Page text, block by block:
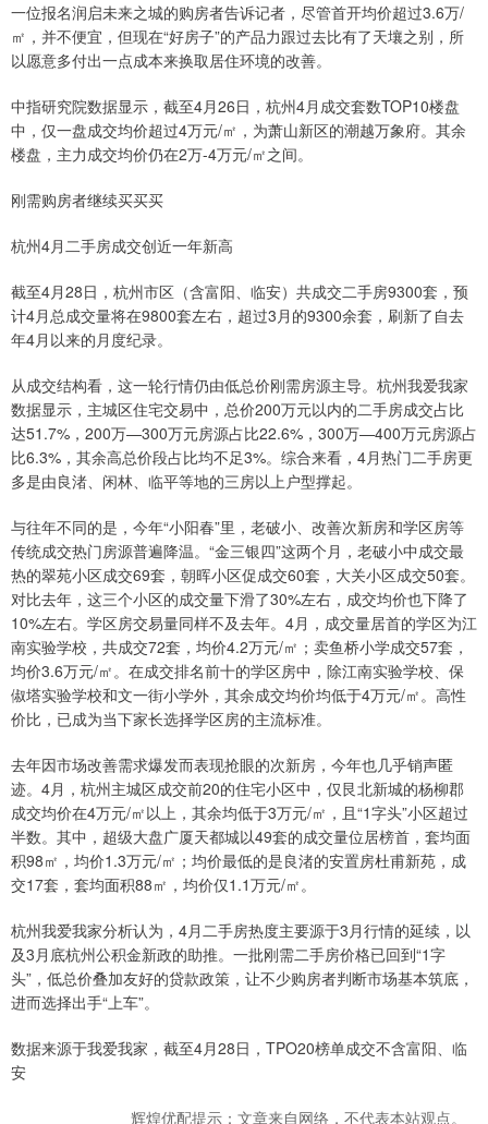
一位报名润启未来之城的购房者告诉记者，尽管首开均价超过3.6万/
㎡，并不便宜，但现在“好房子”的产品力跟过去比有了天壤之别，所
以愿意多付出一点成本来换取居住环境的改善。
中指研究院数据显示，截至4月26日，杭州4月成交套数TOP10楼盘
中，仅一盘成交均价超过4万元/㎡，为萧山新区的潮越万象府。其余
楼盘，主力成交均价仍在2万-4万元/㎡之间。
刚需购房者继续买买买
杭州4月二手房成交创近一年新高
截至4月28日，杭州市区（含富阳、临安）共成交二手房9300套，预
计4月总成交量将在9800套左右，超过3月的9300余套，刷新了自去
年4月以来的月度纪录。
从成交结构看，这一轮行情仍由低总价刚需房源主导。杭州我爱我家
数据显示，主城区住宅交易中，总价200万元以内的二手房成交占比
达51.7%，200万—300万元房源占比22.6%，300万—400万元房源占
比6.3%，其余高总价段占比均不足3%。综合来看，4月热门二手房更
多是由良渚、闲林、临平等地的三房以上户型撑起。
与往年不同的是，今年“小阳春”里，老破小、改善次新房和学区房等
传统成交热门房源普遍降温。“金三银四”这两个月，老破小中成交最
热的翠苑小区成交69套，朝晖小区促成交60套，大关小区成交50套。
对比去年，这三个小区的成交量下滑了30%左右，成交均价也下降了
10%左右。学区房交易量同样不及去年。4月，成交量居首的学区为江
南实验学校，共成交72套，均价4.2万元/㎡；卖鱼桥小学成交57套，
均价3.6万元/㎡。在成交排名前十的学区房中，除江南实验学校、保
俶塔实验学校和文一街小学外，其余成交均价均低于4万元/㎡。高性
价比，已成为当下家长选择学区房的主流标准。
去年因市场改善需求爆发而表现抢眼的次新房，今年也几乎销声匿
迹。4月，杭州主城区成交前20的住宅小区中，仅艮北新城的杨柳郡
成交均价在4万元/㎡以上，其余均低于3万元/㎡，且“1字头”小区超过
半数。其中，超级大盘广厦天都城以49套的成交量位居榜首，套均面
积98㎡，均价1.3万元/㎡；均价最低的是良渚的安置房杜甫新苑，成
交17套，套均面积88㎡，均价仅1.1万元/㎡。
杭州我爱我家分析认为，4月二手房热度主要源于3月行情的延续，以
及3月底杭州公积金新政的助推。一批刚需二手房价格已回到“1字
头”，低总价叠加友好的贷款政策，让不少购房者判断市场基本筑底，
进而选择出手“上车”。
数据来源于我爱我家，截至4月28日，TPO20榜单成交不含富阳、临
安
辉煌优配提示：文章来自网络，不代表本站观点。